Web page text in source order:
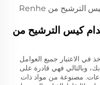
كيس الترشيح من
في الاعتبار جميع العوامل
وبالتالي فهي قادرة على
مصنوعة من مواد ذات